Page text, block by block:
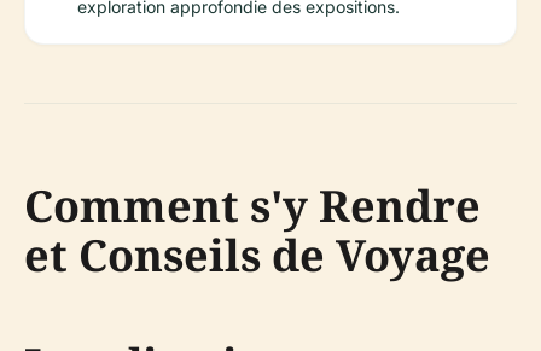
exploration approfondie des expositions.
Comment s'y Rendre
et Conseils de Voyage